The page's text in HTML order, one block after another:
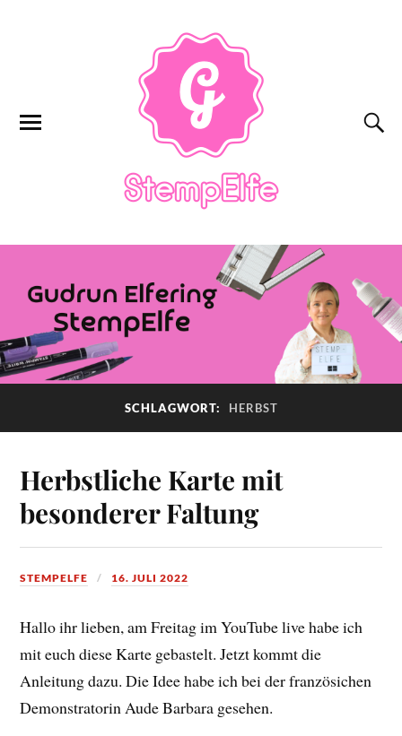
SCHLAGWORT: HERBST
Herbstliche Karte mit
besonderer Faltung
STEMPELFE 16. JULI 2022
Hallo ihr lieben, am Freitag im YouTube live habe ich
mit euch diese Karte gebastelt. Jetzt kommt die
Anleitung dazu. Die Idee habe ich bei der französichen
Demonstratorin Aude Barbara gesehen.